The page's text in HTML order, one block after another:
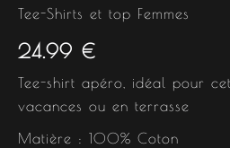
Tee-Shirts et top Femmes
24.99 €
Tee-shirt apéro, idéal pour
vacances ou en terrasse
Matière : 100% Coton